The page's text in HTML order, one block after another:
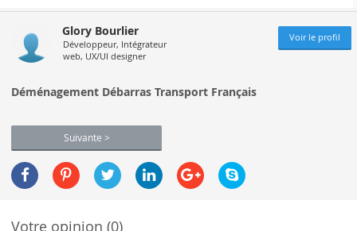
Glory Bourlier
Développeur, Intégrateur
web, UX/UI designer
Voir le profil
Déménagement Débarras Transport Français
Suivante >
Votre opinion (0)